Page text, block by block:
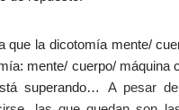
que la dicotomía mente/
mente/ cuerpo/ máquina
superando… A pesar